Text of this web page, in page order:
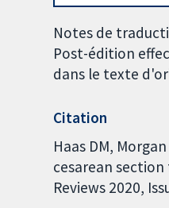
Notes de
Post-édition
dans le texte
Citation
Haas DM,
cesarean
Reviews 2020,